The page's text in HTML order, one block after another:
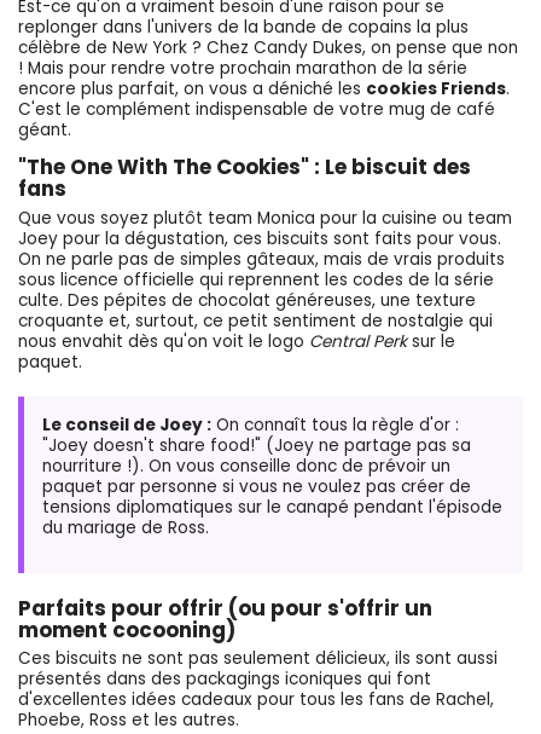
Est-ce qu'on a vraiment besoin d'une raison pour se
replonger dans l'univers de la bande de copains la plus
célèbre de New York ? Chez Candy Dukes, on pense que non
! Mais pour rendre votre prochain marathon de la série
encore plus parfait, on vous a déniché les cookies Friends.
C'est le complément indispensable de votre mug de café
géant.
"The One With The Cookies" : Le biscuit des
fans
Que vous soyez plutôt team Monica pour la cuisine ou team
Joey pour la dégustation, ces biscuits sont faits pour vous.
On ne parle pas de simples gâteaux, mais de vrais produits
sous licence officielle qui reprennent les codes de la série
culte. Des pépites de chocolat généreuses, une texture
croquante et, surtout, ce petit sentiment de nostalgie qui
nous envahit dès qu'on voit le logo Central Perksur le
paquet.
Le conseil de Joey : On connaît tous la règle d'or :
"Joey doesn't share food!" (Joey ne partage pas sa
nourriture !). On vous conseille donc de prévoir un
paquet par personne si vous ne voulez pas créer de
tensions diplomatiques sur le canapé pendant l'épisode
du mariage de Ross.
Parfaits pour offrir (ou pour s'offrir un
moment cocooning)
Ces biscuits ne sont pas seulement délicieux, ils sont aussi
présentés dans des packagings iconiques qui font
d'excellentes idées cadeaux pour tous les fans de Rachel,
Phoebe, Ross et les autres.